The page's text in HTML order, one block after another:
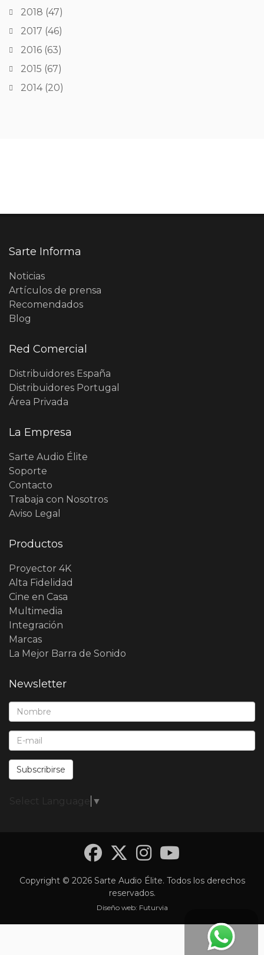
2018 (47)
2017 (46)
2016 (63)
2015 (67)
2014(20)
Sarte Informa
Noticias
Artículos de prensa
Recomendados
Blog
Red Comercial
Distribuidores España
Distribuidores Portugal
Área Privada
La Empresa
Sarte Audio Élite
Soporte
Contacto
Trabaja con Nosotros
Aviso Legal
Productos
Proyector 4K
Alta Fidelidad
Cine en Casa
Multimedia
Integración
Marcas
La Mejor Barra de Sonido
Newsletter
Nombre*:
E-Mail*:
Subscribirse
Select Language ▼
Facebook
Twitter
Copyright © 2026 Sarte Audio Élite. Todos los derechos
reservados.
Diseño web: Futurvia